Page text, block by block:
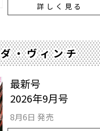
詳しく見る
ダ・ヴィンチ
最新号
2026年9月号
8月6日 発売